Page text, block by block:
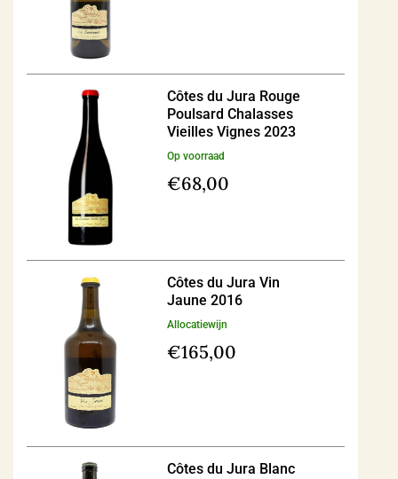
Côtes du Jura Rouge
Poulsard Chalasses
Vieilles Vignes 2023
Op voorraad
€68,00
Côtes du Jura Vin
Jaune 2016
Allocatiewijn
€165,00
Côtes du Jura Blanc